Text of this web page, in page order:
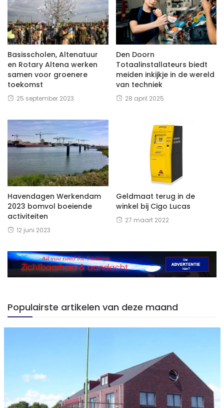
Basisscholen, Altenatuur
en Rotary Altena werken
samen voor groenere
toekomst
25 september 2023
Den Doorn
Totaalinstallateurs biedt
meiden inkijkje in de wereld
van techniek
28 april 2025
Havendagen Werkendam
2023 bomvol boeiende
activiteiten
12 juni 2023
Geldmaat terug in de
winkel bij Cigo Lucas
27 maart 2022
Populairste artikelen van deze maand